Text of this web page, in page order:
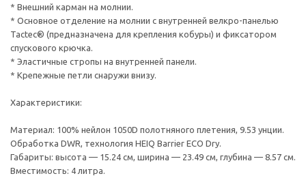
* Внешний карман на молнии.
* Основное отделение на молнии с внутренней велкро-панелью
Tactec® (предназначена для крепления кобуры) и фиксатором
спускового крючка.
* Эластичные стропы на внутренней панели.
* Крепежные петли снаружи внизу.
Характеристики:
Материал: 100% нейлон 1050D полотняного плетения, 9.53 унции.
Обработка DWR, технология HEIQ Barrier ECO Dry.
Габариты: высота — 15.24 см, ширина — 23.49 см, глубина — 8.57 см.
Вместимость: 4 литра.